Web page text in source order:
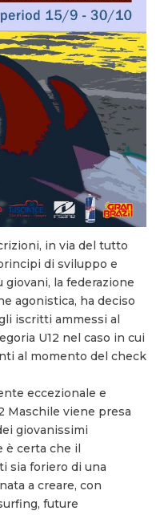
in via del tutto
di sviluppo e
la federazione
agonistica, ha deciso
iscritti ammessi al
U12 nel caso in cui
al momento del check
eccezionale e
Maschile viene presa
giovanissimi
è certa che il
sia foriero di una
a creare, con
future